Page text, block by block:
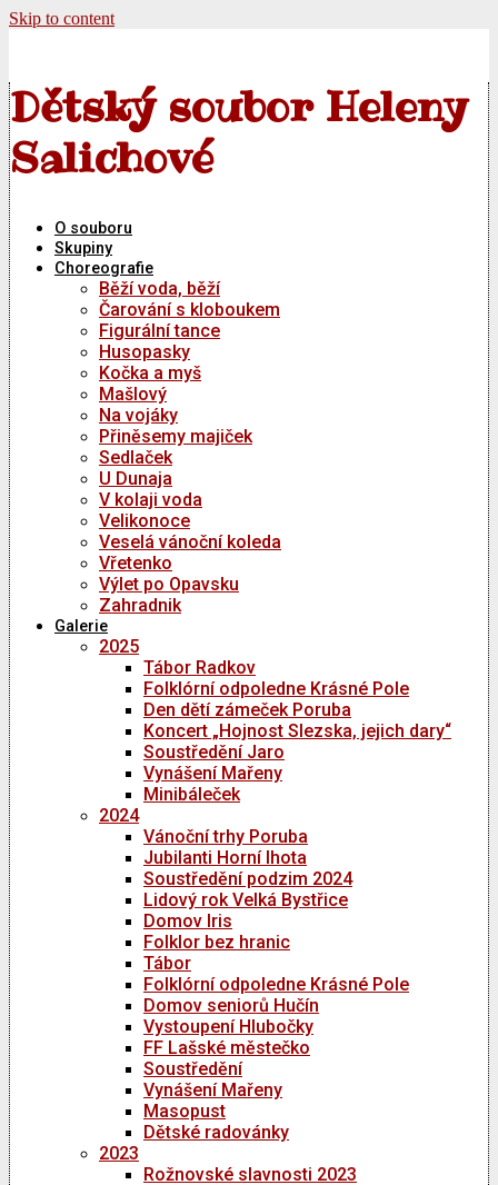
Skip to content
Dětský soubor Heleny
Salichové
O souboru
Skupiny
Choreografie
Běží voda, běží
Čarování s kloboukem
Figurální tance
Husopasky
Kočka a myš
Mašlový
Na vojáky
Přiněsemy majiček
Sedlaček
U Dunaja
V kolaji voda
Velikonoce
Veselá vánoční koleda
Vřetenko
Výlet po Opavsku
Zahradnik
Galerie
2025
Tábor Radkov
Folklórní odpoledne Krásné Pole
Den dětí zámeček Poruba
Koncert „Hojnost Slezska, jejich dary“
Soustředění Jaro
Vynášení Mařeny
Minibáleček
2024
Vánoční trhy Poruba
Jubilanti Horní lhota
Soustředění podzim 2024
Lidový rok Velká Bystřice
Domov Iris
Folklor bez hranic
Tábor
Folklórní odpoledne Krásné Pole
Domov seniorů Hučín
Vystoupení Hlubočky
FF Lašské městečko
Soustředění
Vynášení Mařeny
Masopust
Dětské radovánky
2023
Rožnovské slavnosti 2023